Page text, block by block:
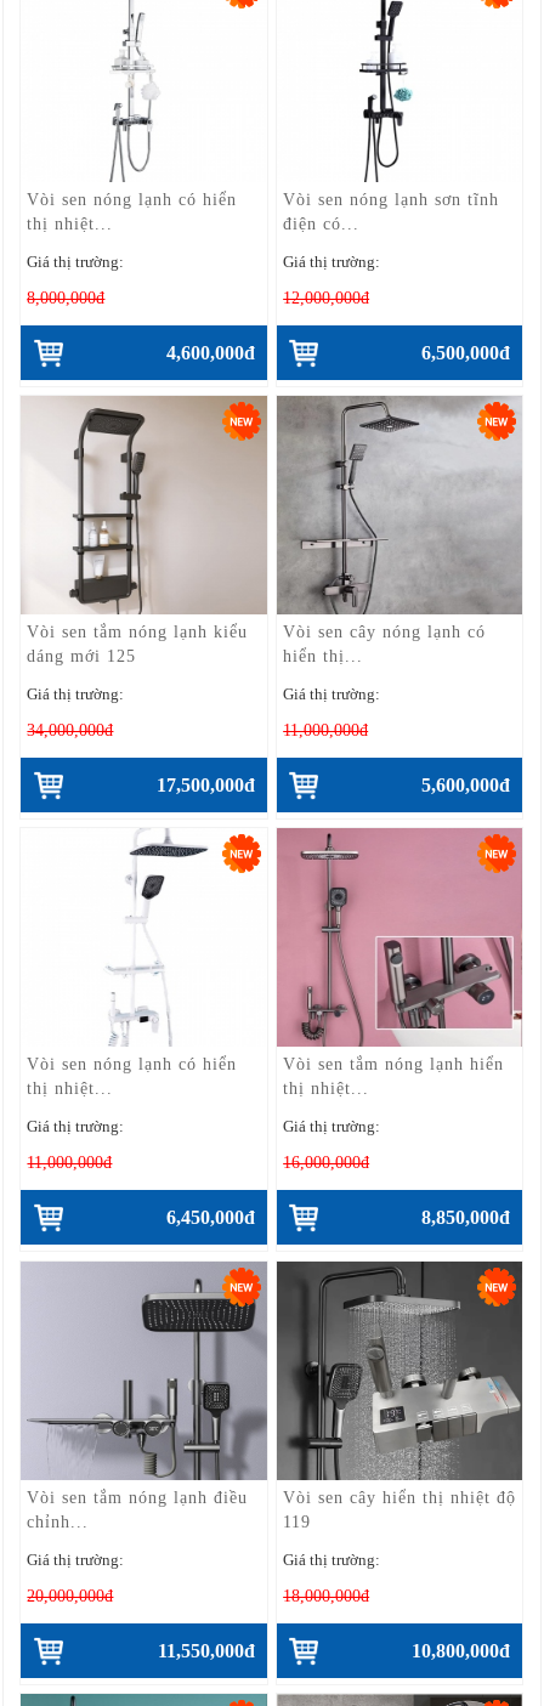
Vòi sen nóng lạnh có hiển
thị nhiệt...
Giá thị trường:
8,000,000đ
4,600,000đ
Vòi sen nóng lạnh sơn tĩnh
điện có...
Giá thị trường:
12,000,000đ
6,500,000đ
Vòi sen tắm nóng lạnh kiểu
dáng mới 125
Giá thị trường:
34,000,000đ
17,500,000đ
Vòi sen cây nóng lạnh có
hiển thị...
Giá thị trường:
11,000,000đ
5,600,000đ
Vòi sen nóng lạnh có hiển
thị nhiệt...
Giá thị trường:
11,000,000đ
6,450,000đ
Vòi sen tắm nóng lạnh hiển
thị nhiệt...
Giá thị trường:
16,000,000đ
8,850,000đ
Vòi sen tắm nóng lạnh điều
chỉnh...
Giá thị trường:
20,000,000đ
11,550,000đ
Vòi sen cây hiển thị nhiệt độ
119
Giá thị trường:
18,000,000đ
10,800,000đ